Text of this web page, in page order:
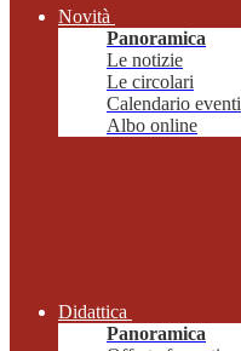
Novità
Panoramica
Le notizie
Le circolari
Calendario eventi
Albo online
Didattica
Panoramica